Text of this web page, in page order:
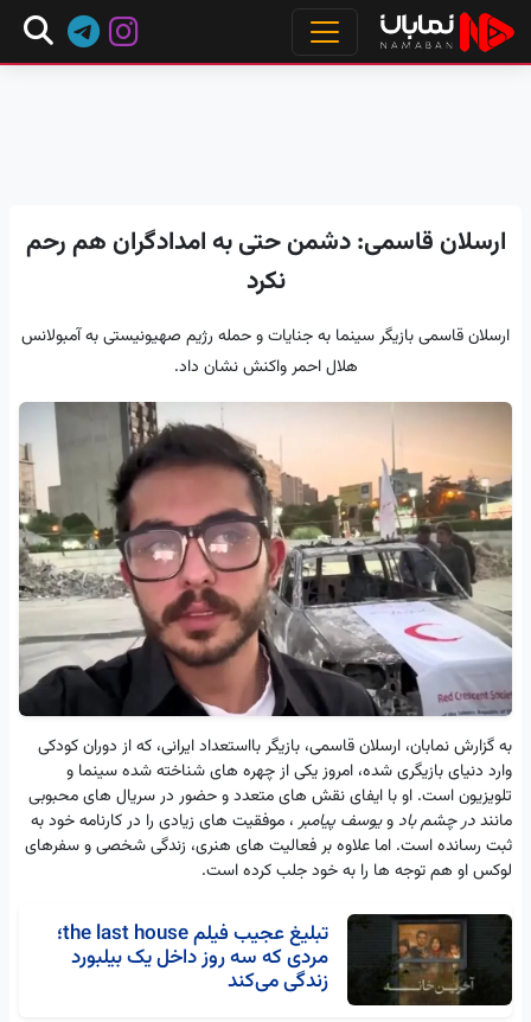
ارسلان قاسمی: دشمن حتی به امدادگران هم رحم
نکرد
ارسلان قاسمى بازیگر سینما به جنایات و حمله رژیم صهیونیستى به آمبولانس
هلال احمر واکنش نشان داد.
به گزارش نمابان، ارسلان قاسمی، بازیگر بااستعداد ایرانی، که از دوران کودکی
وارد دنیای بازیگری شده، امروز یکی از چهره‌ های شناخته‌ شده سینما و
تلویزیون است. او با ایفای نقش‌ های متعدد و حضور در سریال‌ های محبوبی
ماننددر چشم بادویوسف پیامبر، موفقیت‌ های زیادی را در کارنامه خود به
ثبت رسانده است. اما علاوه بر فعالیت‌ های هنری، زندگی شخصی و سفرهای
لوکس او هم توجه‌ ها را به خود جلب کرده است.
تبلیغ عجیب فیلم the last house؛
مردی که سه روز داخل یک بیلبورد
زندگی می‌کند